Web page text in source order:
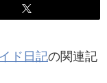
ド日記の関連記